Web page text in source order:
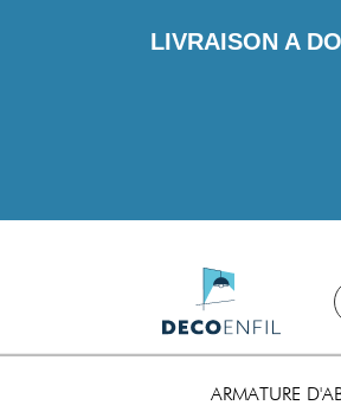
LIVRAISON A
ARMATURE